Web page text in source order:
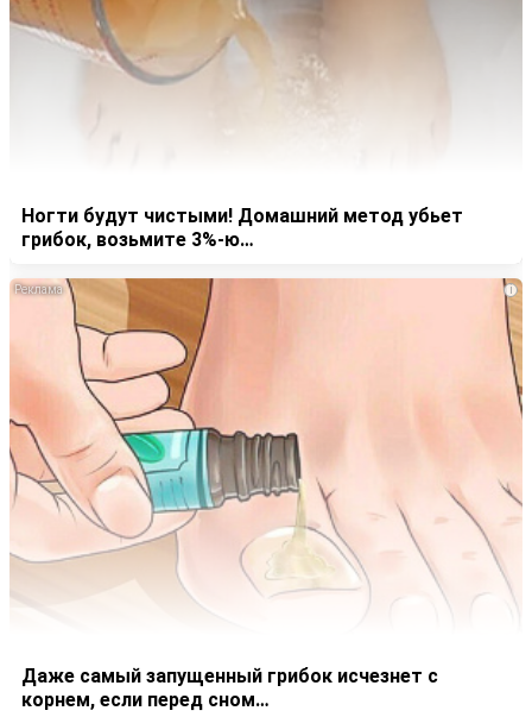
Ногти будут чистыми! Домашний метод убьет
грибок, возьмите 3%-ю…
i
Даже самый запущенный грибок исчезнет с
корнем, если перед сном…